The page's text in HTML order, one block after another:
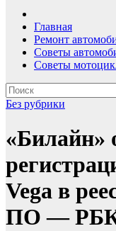
Главная
Ремонт
Советы
Советы
Без рубрики
«Билайн»
Vega в
ПО — РБК